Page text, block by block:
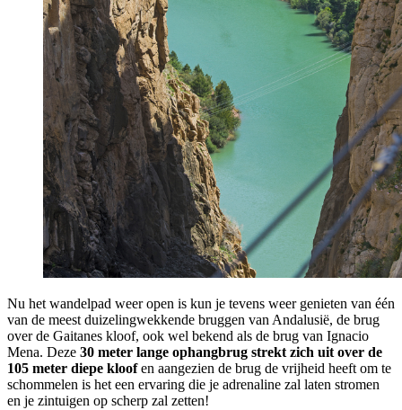
Nu het wandelpad weer open is kun je tevens weer genieten van één
van de meest duizelingwekkende bruggen van Andalusië, de brug
over de Gaitanes kloof, ook wel bekend als de brug van Ignacio
Mena. Deze 30 meter lange ophangbrug strekt zich uit over de
105 meter diepe kloofen aangezien de brug de vrijheid heeft om te
schommelen is het een ervaring die je adrenaline zal laten stromen
en je zintuigen op scherp zal zetten!